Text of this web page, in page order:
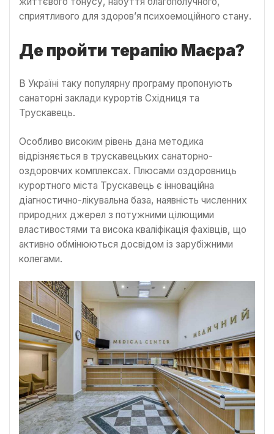
сприятливого для здоров’я психоемоційного стану.
Де пройти терапію Маєра?
В Україні таку популярну програму пропонують
санаторні заклади курортів Східниця та
Трускавець.
Особливо високим рівень дана методика
відрізняється в трускавецьких санаторно-
оздоровчих комплексах. Плюсами оздоровниць
курортного міста Трускавець є інноваційна
діагностично-лікувальна база, наявність численних
природних джерел з потужними цілющими
властивостями та висока кваліфікація фахівців, що
активно обмінюються досвідом із зарубіжними
колегами.